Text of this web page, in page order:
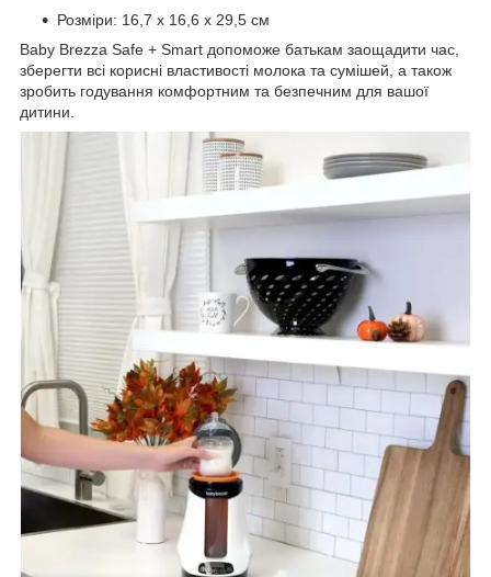
Розміри: 16,7 x 16,6 x 29,5 см
Baby Brezza Safe + Smart допоможе батькам заощадити час,
зберегти всі корисні властивості молока та сумішей, а також
зробить годування комфортним та безпечним для вашої
дитини.